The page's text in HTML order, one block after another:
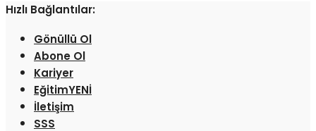
Hızlı Bağlantılar:
Gönüllü Ol
Abone Ol
Kariyer
Eğitim
İletişim
SSS